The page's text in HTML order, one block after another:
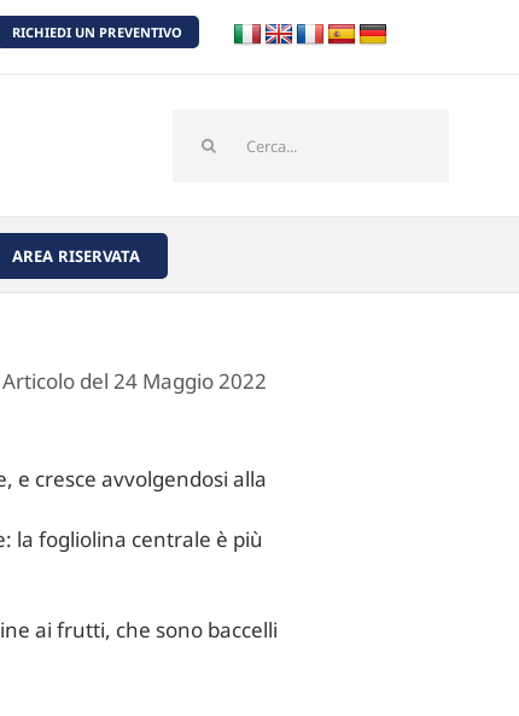
RICHIEDI UN PREVENTIVO
per:
AREA RISERVATA
Articolo del 24 Maggio 2022
e cresce avvolgendosi alla
la fogliolina centrale è più
ai frutti, che sono baccelli